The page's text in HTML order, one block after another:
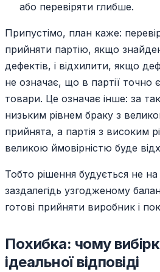
або перевіряти глибше.
Припустімо, план каже:
прийняти партію, якщо
дефектів, і відхилити, якщо
не означає, що в партії точно
товари. Це означає інше: за
низьким рівнем браку з
прийнята, а партія з високим
великою ймовірністю буде
Тобто рішення будується не
заздалегідь узгодженому
готові прийняти виробник і
Похибка: чому
ідеальної відповіді